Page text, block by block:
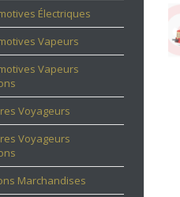
Électriques
Vapeurs
Vapeurs
Voyageurs
Voyageurs
Marchandises